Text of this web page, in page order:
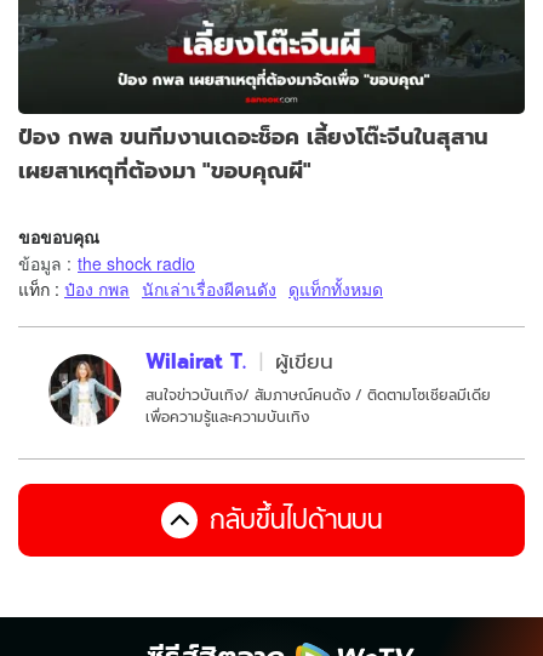
ป๋อง กพล ขนทีมงานเดอะช็อค เลี้ยงโต๊ะจีนในสุสาน
เผยสาเหตุที่ต้องมา "ขอบคุณผี"
ขอขอบคุณ
ข้อมูล : the shock radio
แท็ก : ป๋อง กพล นักเล่าเรื่องผีคนดัง ดูแท็กทั้งหมด
Wilairat T. ผู้เขียน
สนใจข่าวบันเทิง/ สัมภาษณ์คนดัง / ติดตามโซเชียลมีเดีย
เพื่อความรู้และความบันเทิง
กลับขึ้นไปด้านบน